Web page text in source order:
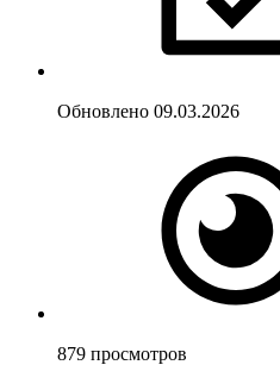
Обновлено 09.03.2026
879 просмотров